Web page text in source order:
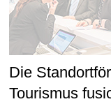
Die
Tourismus